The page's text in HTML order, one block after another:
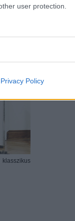
user protection.
Privacy Policy